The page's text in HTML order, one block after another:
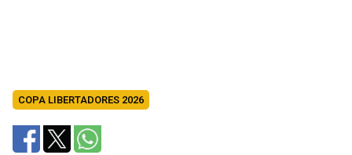
COPA LIBERTADORES 2026